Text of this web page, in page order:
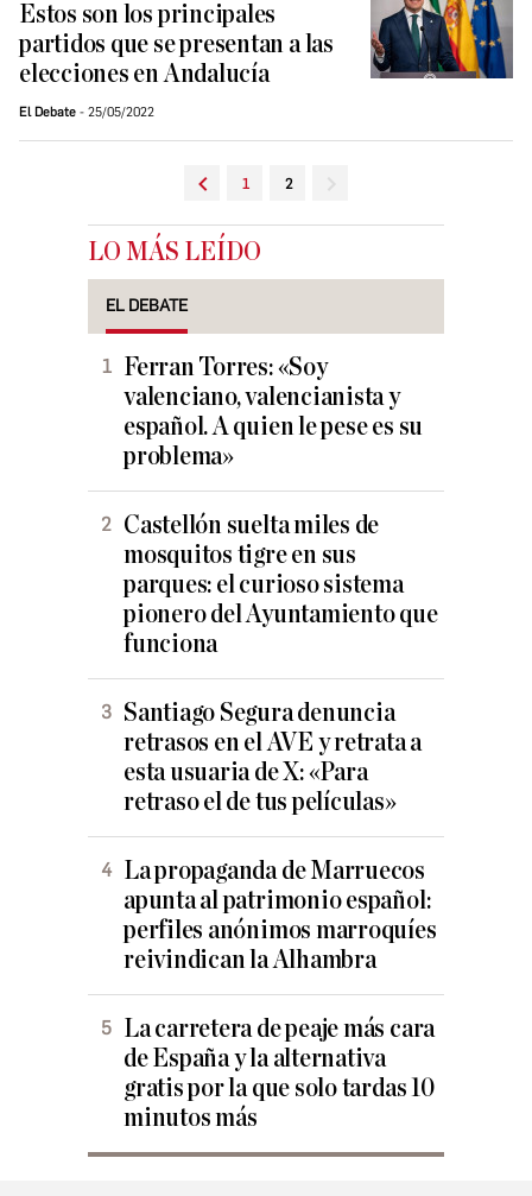
Estos son los principales
partidos que se presentan a las
elecciones en Andalucía
El Debate 25/05/2022
1 2
LO MÁS LEÍDO
EL DEBATE
Ferran Torres: «Soy
valenciano, valencianista y
español. A quien le pese es su
problema»
Castellón suelta miles de
mosquitos tigre en sus
parques: el curioso sistema
pionero del Ayuntamiento que
funciona
Santiago Segura denuncia
retrasos en el AVE y retrata a
esta usuaria de X: «Para
retraso el de tus películas»
La propaganda de Marruecos
apunta al patrimonio español:
perfiles anónimos marroquíes
reivindican la Alhambra
La carretera de peaje más cara
de España y la alternativa
gratis por la que solo tardas 10
minutos más